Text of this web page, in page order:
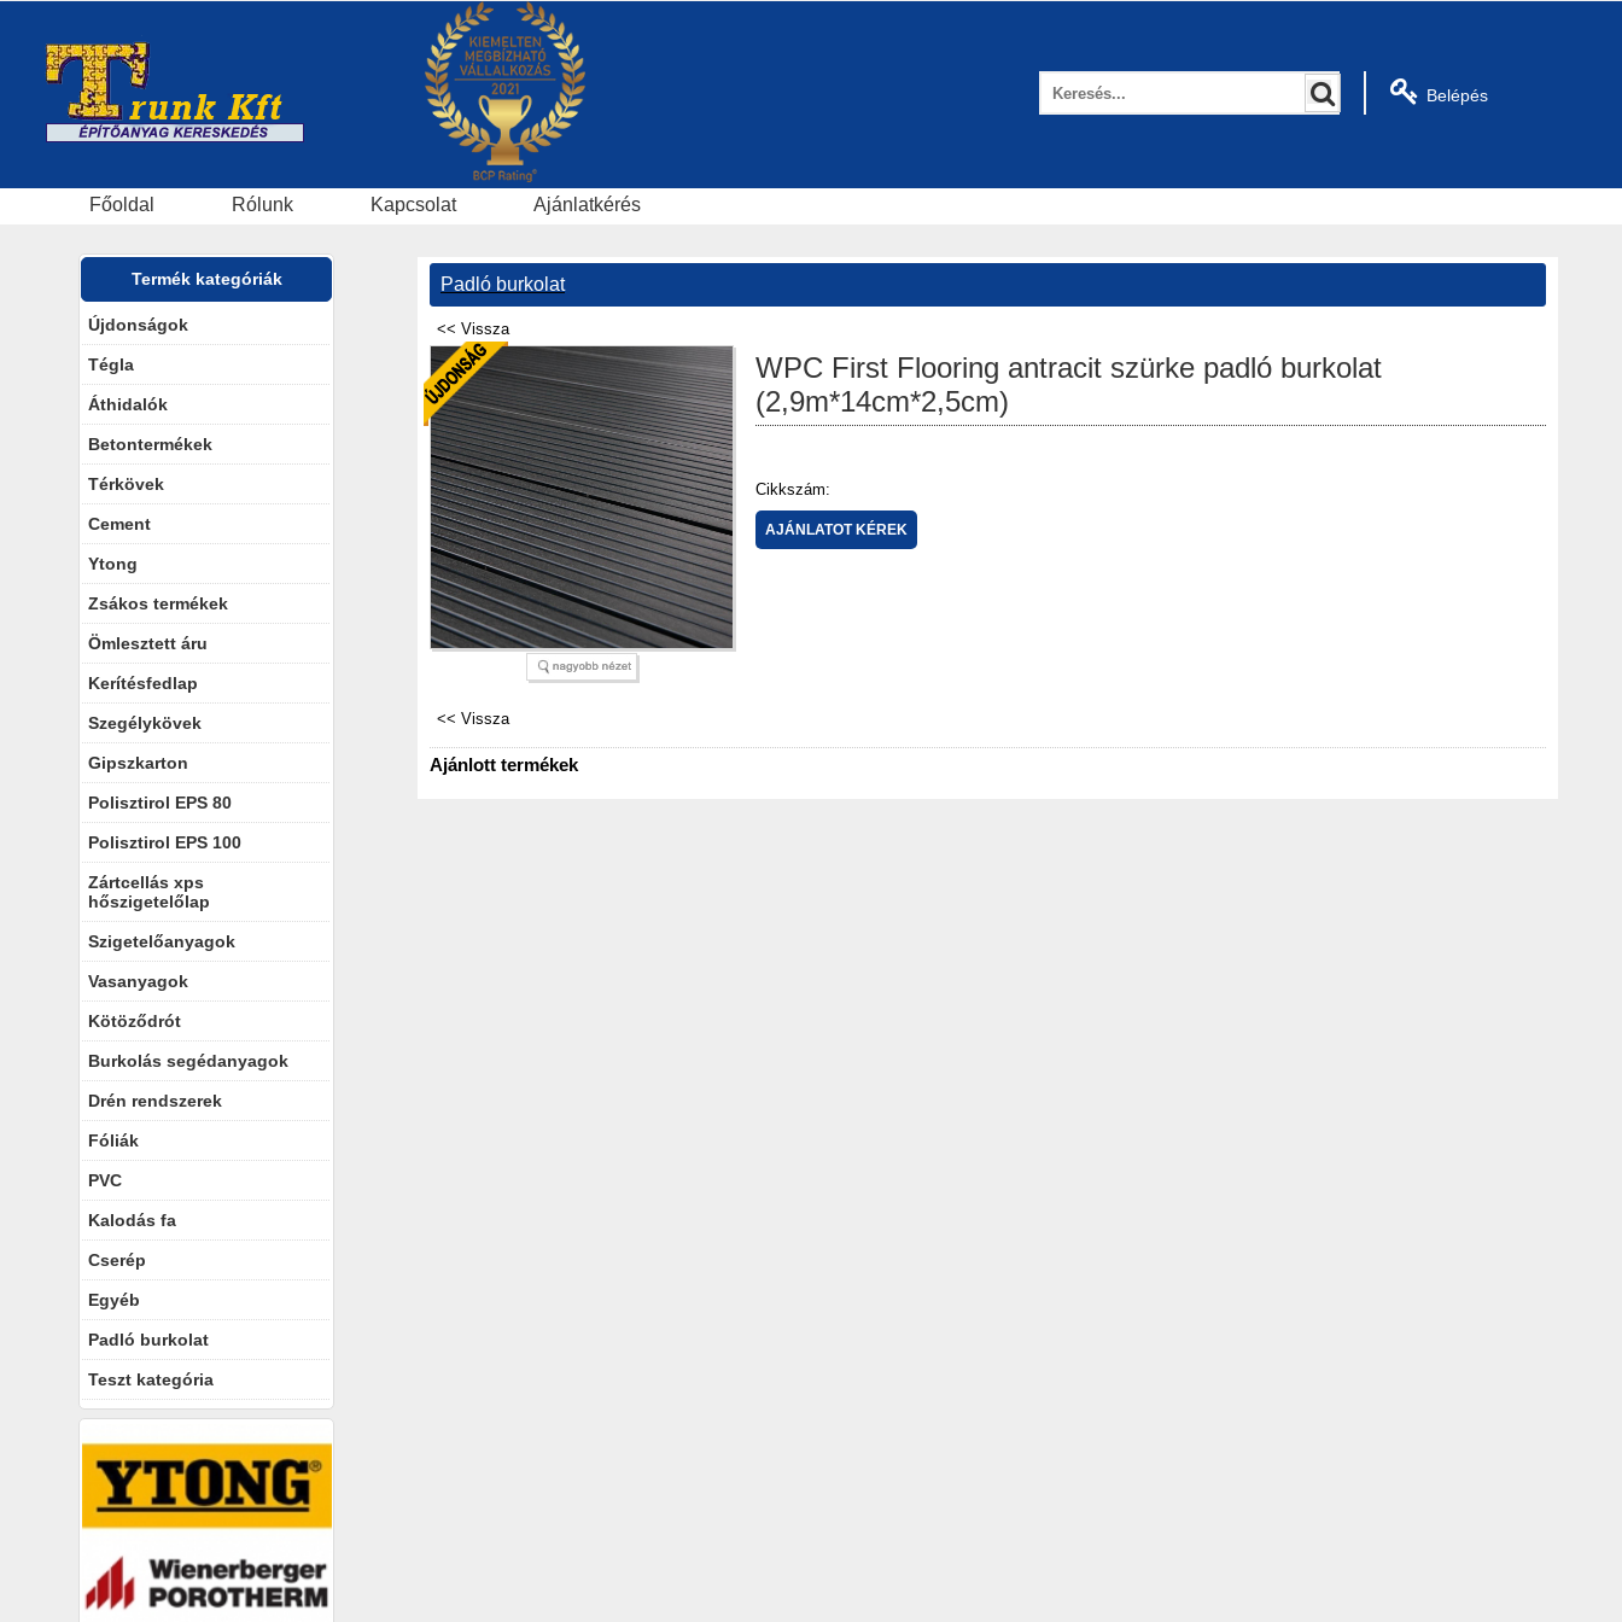
Belépés
Főoldal Rólunk Kapcsolat Ajánlatkérés
Termék kategóriák
Újdonságok
Tégla
Áthidalók
Betontermékek
Térkövek
Cement
Ytong
Zsákos termékek
Ömlesztett áru
Kerítésfedlap
Szegélykövek
Gipszkarton
Polisztirol EPS 80
Polisztirol EPS 100
Zártcellás xps
hőszigetelőlap
Szigetelőanyagok
Vasanyagok
Kötöződrót
Burkolás segédanyagok
Drén rendszerek
Fóliák
PVC
Kalodás fa
Cserép
Egyéb
Padló burkolat
Teszt kategória
Padló burkolat
WPC First Flooring antracit szürke padló burkolat
(2,9m*14cm*2,5cm)
Cikkszám:
Ajánlott termékek